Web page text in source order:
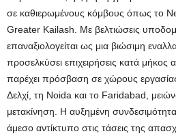
σε καθιερωμένους κόμβους όπως το
Greater Kailash. Με βελτιώσεις
επαναξιολογείται ως μια βιώσιμη
προσελκύσει επιχειρήσεις κατά μήκος
παρέχει πρόσβαση σε χώρους
Δελχί, τη Noida και το Faridabad,
μετακίνηση. Η αυξημένη
άμεσο αντίκτυπο στις τάσεις της